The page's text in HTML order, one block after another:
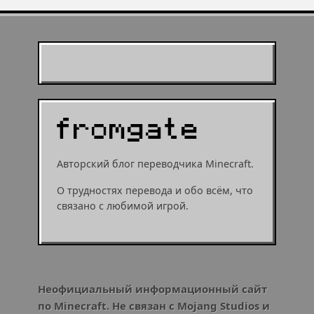
Авторский блог переводчика Minecraft.
О трудностях перевода и обо всём, что
связано с любимой игрой.
муушрумом или мушрумом
Неофициальный информационный сайт
по Minecraft. Не связан с Mojang Studios и